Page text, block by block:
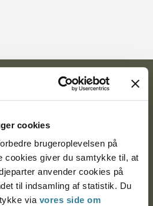
cookies
brugeroplevelsen på
cookies giver du samtykke til, at
anvender cookies på
til indsamling af statistik. Du
via vores side om